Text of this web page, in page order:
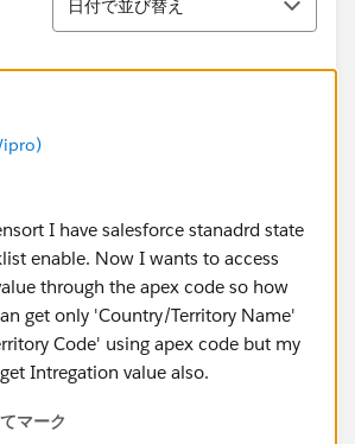
日付で並び替え
I have salesforce stanadrd state
enable. Now I wants to access
through the apex code so how
get only 'Country/Territory Name'
Code' using apex code but my
Intregation value also.
マーク